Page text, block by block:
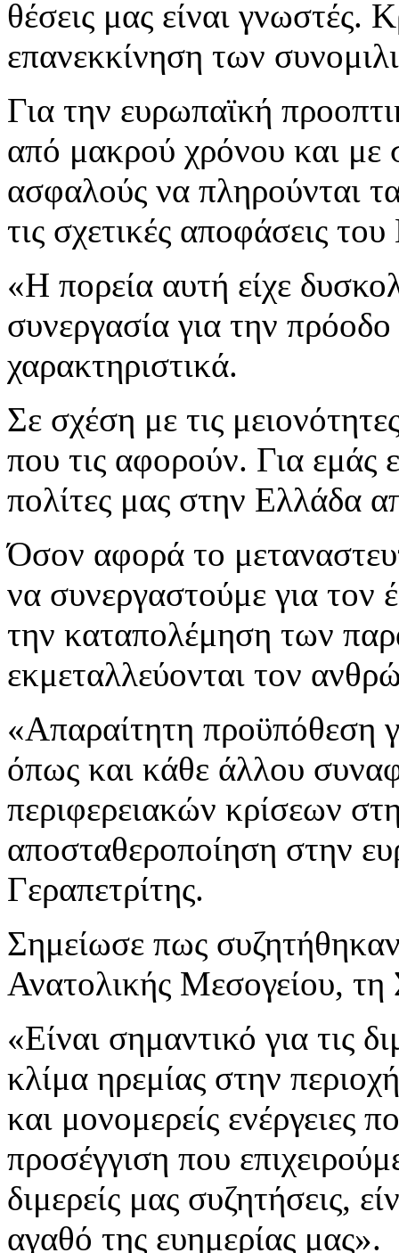
θέσεις μας είναι γνωστές.
επανεκκίνηση των
Για την ευρωπαϊκή
από μακρού χρόνου και με
ασφαλούς να πληρούνται
τις σχετικές αποφάσεις
«Η πορεία αυτή είχε
συνεργασία για την
χαρακτηριστικά.
Σε σχέση με τις
που τις αφορούν. Για εμάς
πολίτες μας στην Ελλάδα
Όσον αφορά το
να συνεργαστούμε για τον
την καταπολέμηση των
εκμεταλλεύονται τον
«Απαραίτητη προϋπόθεση
όπως και κάθε άλλου
περιφερειακών κρίσεων
αποσταθεροποίηση στην
Γεραπετρίτης.
Σημείωσε πως συζητήθηκαν
Ανατολικής Μεσογείου,
«Είναι σημαντικό για τις
κλίμα ηρεμίας στην
και μονομερείς ενέργειες
προσέγγιση που
διμερείς μας συζητήσεις,
αγαθό της ευημερίας μας».